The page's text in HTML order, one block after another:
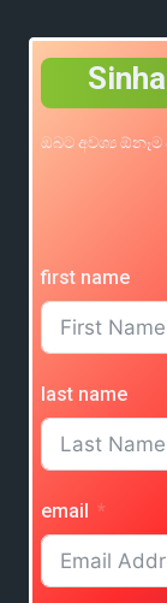
ඔබට අවශ්‍ය ඕනෑම
first name
last name
email